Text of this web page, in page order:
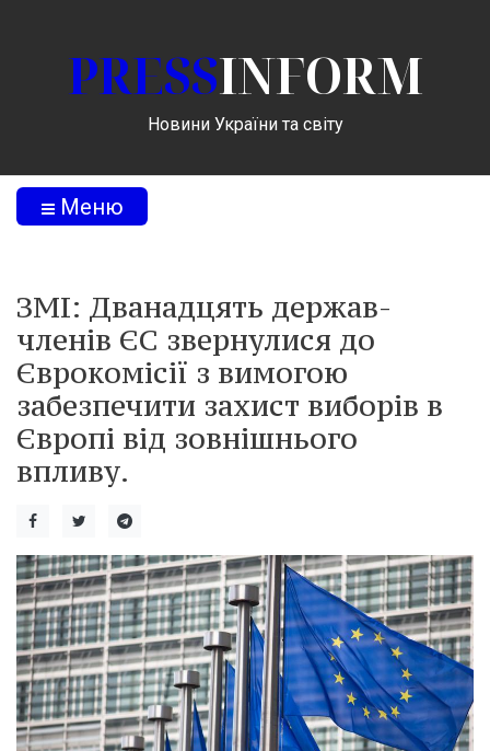
PRESSINFORM
Новини України та світу
Меню
ЗМІ: Дванадцять держав-
членів ЄС звернулися до
Єврокомісії з вимогою
забезпечити захист виборів в
Європі від зовнішнього
впливу.